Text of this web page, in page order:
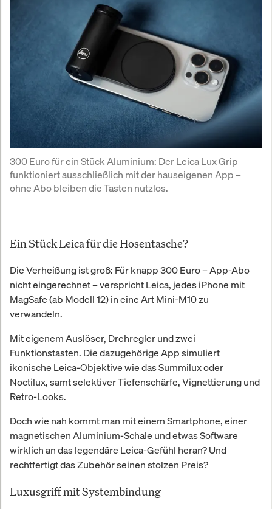
300 Euro für ein Stück Aluminium: Der Leica Lux Grip
funktioniert ausschließlich mit der hauseigenen App –
ohne Abo bleiben die Tasten nutzlos.
Ein Stück Leica für die Hosentasche?
Die Verheißung ist groß: Für knapp 300 Euro – App-Abo
nicht eingerechnet – verspricht Leica, jedes iPhone mit
MagSafe (ab Modell 12) in eine Art Mini-M10 zu
verwandeln.
Mit eigenem Auslöser, Drehregler und zwei
Funktionstasten. Die dazugehörige App simuliert
ikonische Leica-Objektive wie das Summilux oder
Noctilux, samt selektiver Tiefenschärfe, Vignettierung und
Retro-Looks.
Doch wie nah kommt man mit einem Smartphone, einer
magnetischen Aluminium-Schale und etwas Software
wirklich an das legendäre Leica-Gefühl heran? Und
rechtfertigt das Zubehör seinen stolzen Preis?
Luxusgriff mit Systembindung